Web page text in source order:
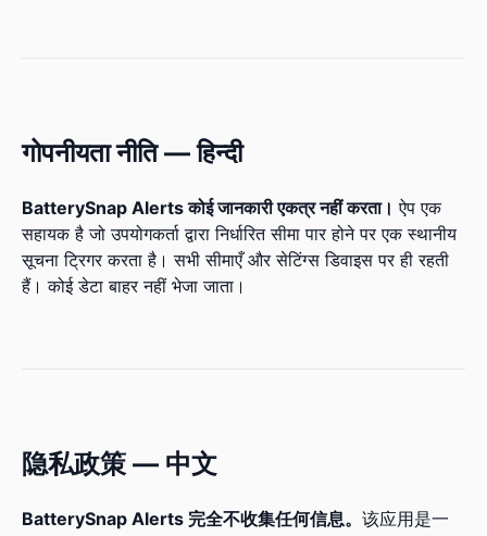
गोपनीयता नीति — हिन्दी
BatterySnap Alerts कोई जानकारी एकत्र नहीं करता। ऐप एक
सहायक है जो उपयोगकर्ता द्वारा निर्धारित सीमा पार होने पर एक स्थानीय
सूचना ट्रिगर करता है। सभी सीमाएँ और सेटिंग्स डिवाइस पर ही रहती
हैं। कोई डेटा बाहर नहीं भेजा जाता।
隐私政策 — 中文
BatterySnap Alerts 完全不收集任何信息。 该应用是一